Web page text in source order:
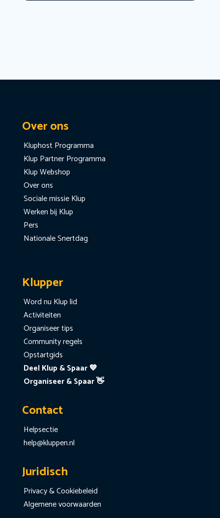
Over ons
Kluphost Programma
Klup Partner Programma
Klup Webshop
Over ons
Sociale missie Klup
Werken bij Klup
Pers
Nationale Snertdag
Klupper
Word nu Klup lid
Activiteiten
Organiseer tips
Community regels
Opstartgids
Deel Klup & Spaar 💙
Organiseer & Spaar 👋
Contact
Helpsectie
help@kluppen.nl
Juridisch
Privacy & Cookiebeleid
Algemene voorwaarden